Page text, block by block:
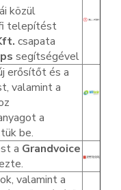
közül
telepítést
csapata
segítségével
erősítőt és a
valamint a
a
be.
a Grandvoice
valamint a